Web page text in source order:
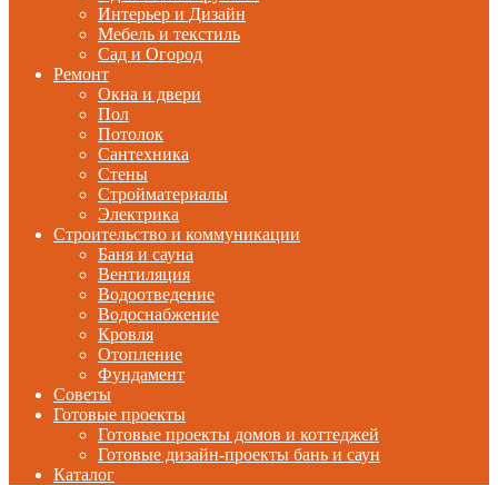
Интерьер и Дизайн
Мебель и текстиль
Сад и Огород
Ремонт
Окна и двери
Пол
Потолок
Сантехника
Стены
Стройматериалы
Электрика
Строительство и коммуникации
Баня и сауна
Вентиляция
Водоотведение
Водоснабжение
Кровля
Отопление
Фундамент
Советы
Готовые проекты
Готовые проекты домов и коттеджей
Готовые дизайн-проекты бань и саун
Каталог